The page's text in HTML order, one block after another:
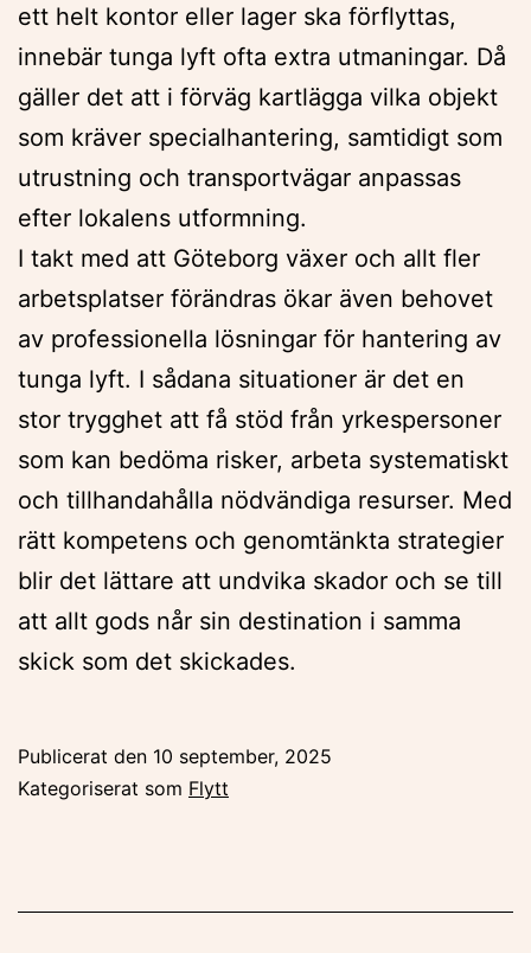
ett helt kontor eller lager ska förflyttas,
innebär tunga lyft ofta extra utmaningar. Då
gäller det att i förväg kartlägga vilka objekt
som kräver specialhantering, samtidigt som
utrustning och transportvägar anpassas
efter lokalens utformning.
I takt med att Göteborg växer och allt fler
arbetsplatser förändras ökar även behovet
av professionella lösningar för hantering av
tunga lyft. I sådana situationer är det en
stor trygghet att få stöd från yrkespersoner
som kan bedöma risker, arbeta systematiskt
och tillhandahålla nödvändiga resurser. Med
rätt kompetens och genomtänkta strategier
blir det lättare att undvika skador och se till
att allt gods når sin destination i samma
skick som det skickades.
Publicerat den 10 september, 2025
Kategoriserat som Flytt